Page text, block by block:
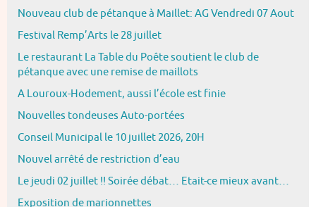
Nouveau club de pétanque à Maillet: AG Vendredi 07 Aout
Festival Remp’Arts le 28 juillet
Le restaurant La Table du Poête soutient le club de
pétanque avec une remise de maillots
A Louroux-Hodement, aussi l’école est finie
Nouvelles tondeuses Auto-portées
Conseil Municipal le 10 juillet 2026, 20H
Nouvel arrêté de restriction d’eau
Le jeudi 02 juillet !! Soirée débat… Etait-ce mieux avant…
Exposition de marionnettes